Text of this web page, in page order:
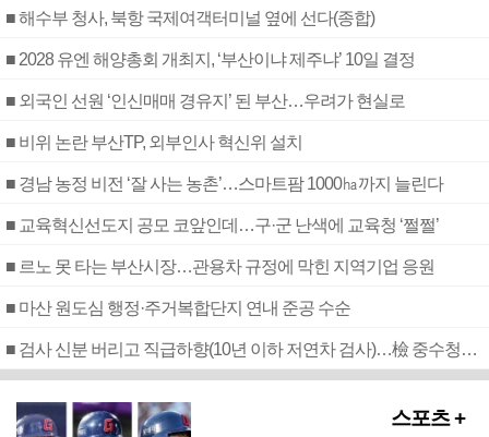
■ 해수부 청사, 북항 국제여객터미널 옆에 선다(종합)
■ 2028 유엔 해양총회 개최지, ‘부산이냐 제주냐’ 10일 결정
■ 외국인 선원 ‘인신매매 경유지’ 된 부산…우려가 현실로
■ 비위 논란 부산TP, 외부인사 혁신위 설치
■ 경남 농정 비전 ‘잘 사는 농촌’…스마트팜 1000㏊까지 늘린다
■ 교육혁신선도지 공모 코앞인데…구·군 난색에 교육청 ‘쩔쩔’
■ 르노 못 타는 부산시장…관용차 규정에 막힌 지역기업 응원
■ 마산 원도심 행정·주거복합단지 연내 준공 수순
■ 검사 신분 버리고 직급하향(10년 이하 저연차 검사)…檢 중수청행 기피
스포츠 +